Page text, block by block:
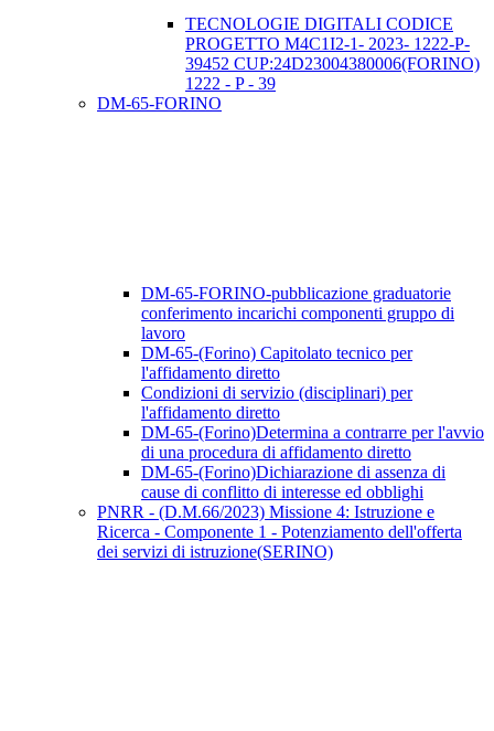
TECNOLOGIE DIGITALI CODICE
PROGETTO M4C1I2-1- 2023- 1222-P-
39452 CUP:24D23004380006(FORINO)
1222 - P - 39
DM-65-FORINO
DM-65-FORINO-pubblicazione graduatorie
conferimento incarichi componenti gruppo di
lavoro
DM-65-(Forino) Capitolato tecnico per
l'affidamento diretto
Condizioni di servizio (disciplinari) per
l'affidamento diretto
DM-65-(Forino)Determina a contrarre per l'avvio
di una procedura di affidamento diretto
DM-65-(Forino)Dichiarazione di assenza di
cause di conflitto di interesse ed obblighi
PNRR - (D.M.66/2023) Missione 4: Istruzione e
Ricerca - Componente 1 - Potenziamento dell'offerta
dei servizi di istruzione(SERINO)